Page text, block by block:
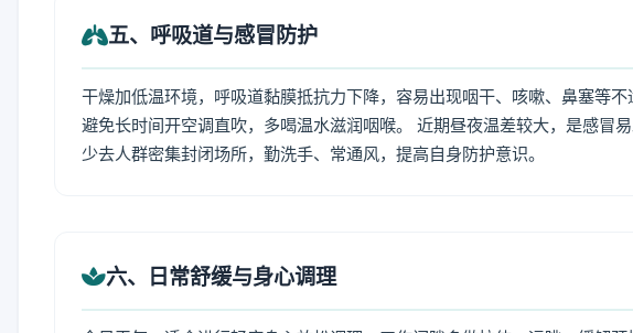
五、呼吸道与感冒防护
干燥加低温环境，呼吸道黏膜抵抗力下降，容易出现咽干、咳嗽、鼻塞等
避免长时间开空调直吹，多喝温水滋润咽喉。 近期昼夜温差较大，是感冒
少去人群密集封闭场所，勤洗手、常通风，提高自身防护意识。
六、日常舒缓与身心调理